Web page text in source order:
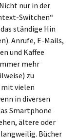
nur in der
Switchen“
ständige Hin
Anrufe, E-Mails,
und Kaffee
mehr
zu
mit vielen
in diversen
Smartphone
ältere oder
Bücher